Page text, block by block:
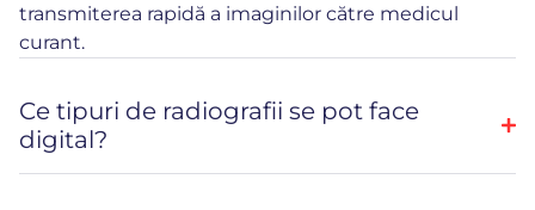
transmiterea rapidă a imaginilor către medicul
curant.
Ce tipuri de radiografii se pot face
digital?